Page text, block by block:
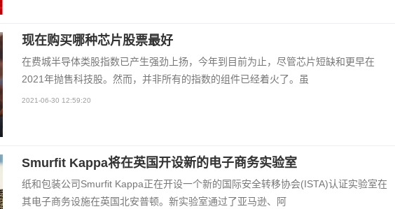
现在购买哪种芯片股票最好
在费城半导体类股指数已产生强劲上扬，今年到目前为止，尽管芯片短缺和更早在
2021年抛售科技股。然而，并非所有的指数的组件已经着火了。虽
2021-06-30 12:59:20
Smurfit Kappa将在英国开设新的电子商务实验室
纸和包装公司Smurfit Kappa正在开设一个新的国际安全转移协会(ISTA)认证实验室在
其电子商务设施在英国北安普顿。新实验室通过了亚马逊、阿